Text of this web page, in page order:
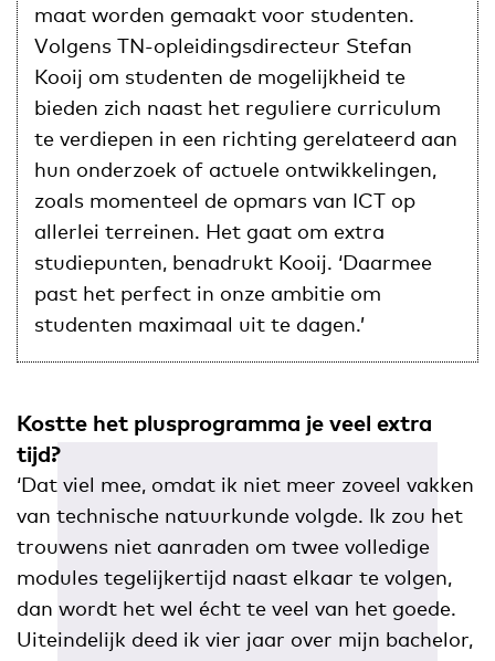
maat worden gemaakt voor studenten.
Volgens TN-opleidingsdirecteur Stefan
Kooij om studenten de mogelijkheid te
bieden zich naast het reguliere curriculum
te verdiepen in een richting gerelateerd aan
hun onderzoek of actuele ontwikkelingen,
zoals momenteel de opmars van ICT op
allerlei terreinen. Het gaat om extra
studiepunten, benadrukt Kooij. ‘Daarmee
past het perfect in onze ambitie om
studenten maximaal uit te dagen.’
Kostte het plusprogramma je veel extra
tijd?
‘Dat viel mee, omdat ik niet meer zoveel vakken
van technische natuurkunde volgde. Ik zou het
trouwens niet aanraden om twee volledige
modules tegelijkertijd naast elkaar te volgen,
dan wordt het wel écht te veel van het goede.
Uiteindelijk deed ik vier jaar over mijn bachelor,